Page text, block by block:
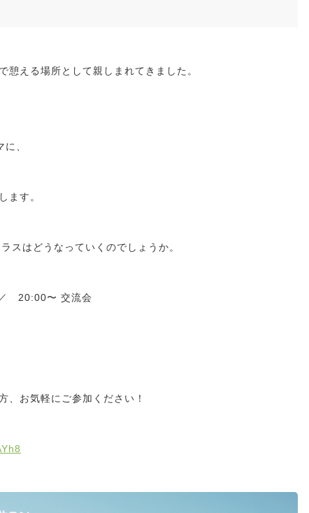
憩える場所として親しまれてきました。
、
ます。
スはどうなっていくのでしょうか。
20:00〜 交流会
、お気軽にご参加ください！